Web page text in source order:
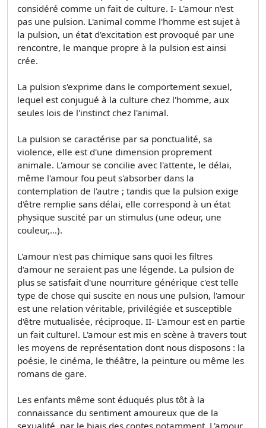
considéré comme un fait de culture. I- L'amour n'est
pas une pulsion. L'animal comme l'homme est sujet à
la pulsion, un état d'excitation est provoqué par une
rencontre, le manque propre à la pulsion est ainsi
crée.
La pulsion s'exprime dans le comportement sexuel,
lequel est conjugué à la culture chez l'homme, aux
seules lois de l'instinct chez l'animal.
La pulsion se caractérise par sa ponctualité, sa
violence, elle est d'une dimension proprement
animale. L'amour se concilie avec l'attente, le délai,
même l'amour fou peut s'absorber dans la
contemplation de l'autre ; tandis que la pulsion exige
d'être remplie sans délai, elle correspond à un état
physique suscité par un stimulus (une odeur, une
couleur,…).
L'amour n'est pas chimique sans quoi les filtres
d'amour ne seraient pas une légende. La pulsion de
plus se satisfait d'une nourriture générique c'est telle
type de chose qui suscite en nous une pulsion, l'amour
est une relation véritable, privilégiée et susceptible
d'être mutualisée, réciproque. II- L'amour est en partie
un fait culturel. L'amour est mis en scène à travers tout
les moyens de représentation dont nous disposons : la
poésie, le cinéma, le théâtre, la peinture ou même les
romans de gare.
Les enfants même sont éduqués plus tôt à la
connaissance du sentiment amoureux que de la
sexualité, par le biais des contes notamment. L'amour